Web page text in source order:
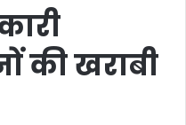
की खराबी